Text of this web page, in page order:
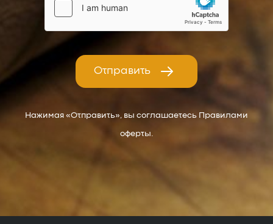
Отправить
Нажимая «Отправить», вы соглашаетесь Правилами
оферты.